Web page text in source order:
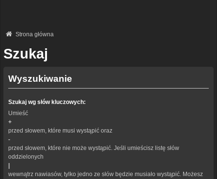
Strona główna
Szukaj
Wyszukiwanie
Szukaj wg słów kluczowych:
Umieść
+
przed słowem, które musi wystąpić oraz
-
przed słowem, które nie może wystąpić. Jeśli umieścisz listę słów
oddzielonych
wewnątrz nawiasów, tylko jedno ze słów będzie musiało wystąpić. Możesz